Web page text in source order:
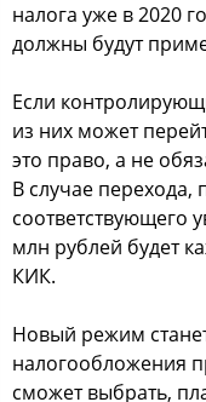
налога уже в 2020
должны будут
Если
из них может
это право, а не
В случае перехода,
соответствующего
млн рублей будет
КИК.
Новый режим
налогообложения
сможет выбрать,